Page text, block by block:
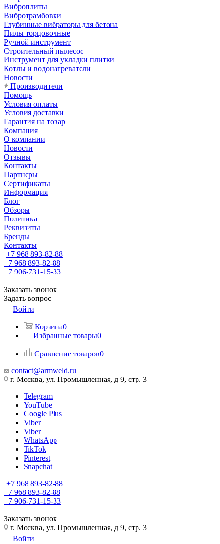
Виброплиты
Вибротрамбовки
Глубинные вибраторы для бетона
Пилы торцовочные
Ручной инструмент
Строительный пылесос
Инструмент для укладки плитки
Котлы и водонагреватели
Новости
Производители
Помощь
Условия оплаты
Условия доставки
Гарантия на товар
Компания
О компании
Новости
Отзывы
Контакты
Партнеры
Сертификаты
Информация
Блог
Обзоры
Политика
Реквизиты
Бренды
Контакты
+7 968 893-82-88
+7 968 893-82-88
+7 906-731-15-33
Заказать звонок
Задать вопрос
Войти
Корзина0
Избранные товары0
Сравнение товаров0
contact@armweld.ru
г. Москва, ул. Промышленная, д 9, стр. 3
Telegram
YouTube
Google Plus
Viber
Viber
WhatsApp
TikTok
Pinterest
Snapchat
+7 968 893-82-88
+7 968 893-82-88
+7 906-731-15-33
Заказать звонок
г. Москва, ул. Промышленная, д 9, стр. 3
Войти